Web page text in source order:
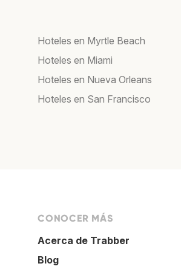
Hoteles en Myrtle Beach
Hoteles en Miami
Hoteles en Nueva Orleans
Hoteles en San Francisco
CONOCER MÁS
Acerca de Trabber
Blog